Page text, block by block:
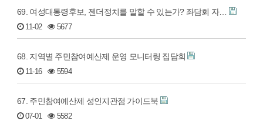
69. 여성대통령후보, 젠더정치를 말할 수 있는가? 좌담회 자…
11-02 5677
68. 지역별 주민참여예산제 운영 모니터링 집담회
11-16 5594
67. 주민참여예산제 성인지관점 가이드북
07-01 5582